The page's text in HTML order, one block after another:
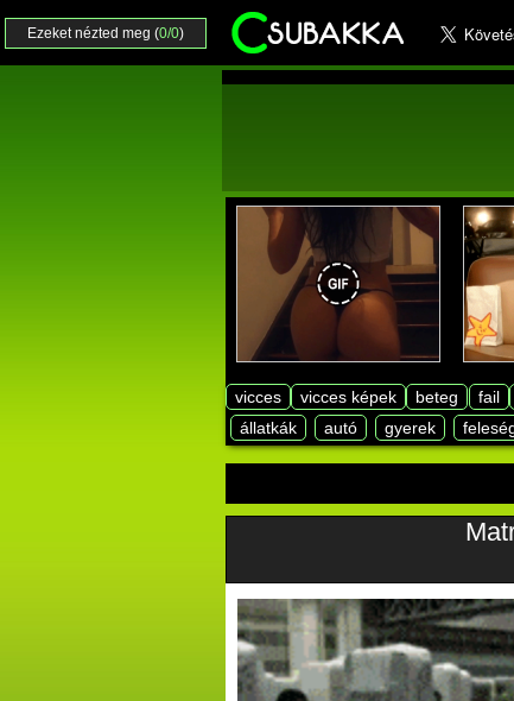
Ezeket nézted meg (0/0)
vicces vicces képek beteg fail
állatkák
autó gyerek